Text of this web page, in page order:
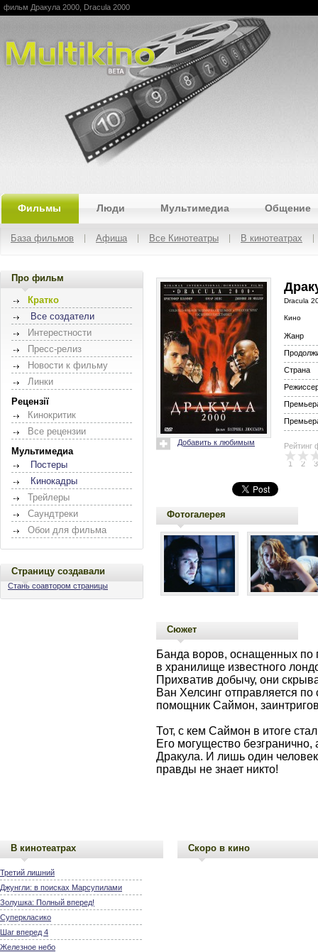
Multikino
фильм Дракула 2000, Dracula 2000
Фильмы Люди Мультимедиа Общение
База фильмов Афиша Все Кинотеатры В кинотеатрах
Про фильм
Кратко
Все создатели
Интерестности
Пресс-релиз
Новости к фильму
Линки
Рецензії
Кинокритик
Все рецензии
Мультимедиа
Постеры
Кинокадры
Трейлеры
Саундтреки
Обои для фильма
Страницу создавали
Стань соавтором страницы
Добавить к любимым
Dracula
Кино
Жанр
Страна
Рейтинг
1 2 3
Фотогалерея
Сюжет
Банда воров, оснащенных по
в хранилище известного
Прихватив добычу, они
Ван Хелсинг отправляется
помощник Саймон,
Тот, с кем Саймон в итоге
Его могущество
Дракула. И лишь один
правды не знает никто!
В кинотеатрах
Третий лишний
Джунгли: в поисках Марсупилами
Золушка: Полный вперед!
Суперкласико
Шаг вперед 4
Железное небо
Скоро в кино